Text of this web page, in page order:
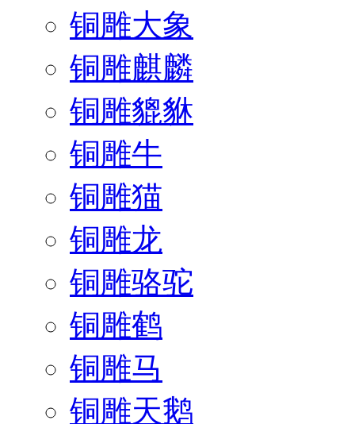
铜雕大象
铜雕麒麟
铜雕貔貅
铜雕牛
铜雕猫
铜雕龙
铜雕骆驼
铜雕鹤
铜雕马
铜雕天鹅